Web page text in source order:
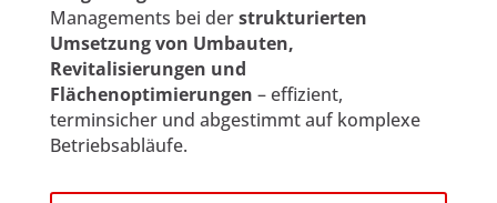
Managements bei derstrukturierten
Umsetzung von Umbauten,
Revitalisierungen und
Flächenoptimierungen – effizient,
terminsicher und abgestimmt auf komplexe
Betriebsabläufe.